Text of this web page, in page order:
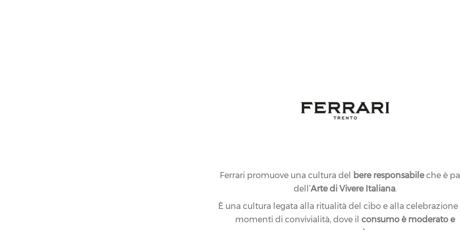
Ferrari promuove una cultura del bere responsabileche è
dell’Arte di Vivere Italiana.
È una cultura legata alla ritualità del cibo e alla celebrazione
momenti di convivialità, dove il consumo è moderato e